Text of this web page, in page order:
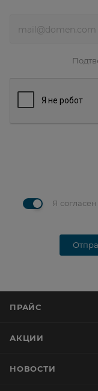
Я согласен
ПРАЙС
АКЦИИ
НОВОСТИ